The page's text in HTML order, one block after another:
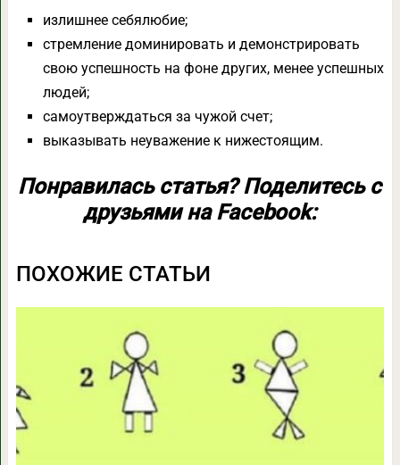
излишнее себялюбие;
стремление доминировать и демонстрировать
свою успешность на фоне других, менее успешных
людей;
самоутверждаться за чужой счет;
выказывать неуважение к нижестоящим.
Понравилась статья? Поделитесь с
друзьями на Facebook:
ПОХОЖИЕ СТАТЬИ